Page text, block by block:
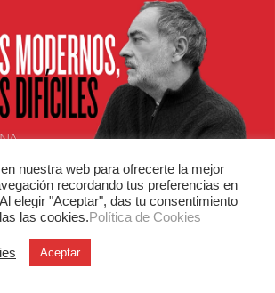
nuestra web para ofrecerte la mejor
recordando tus preferencias en
elegir "Aceptar", das tu consentimiento
las cookies.Política de Cookies
Aceptar